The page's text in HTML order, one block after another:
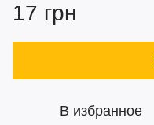
17 грн
В избранное